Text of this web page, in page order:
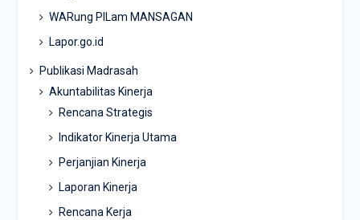
WARung PILam MANSAGAN
Lapor.go.id
Publikasi Madrasah
Akuntabilitas Kinerja
Rencana Strategis
Indikator Kinerja Utama
Perjanjian Kinerja
Laporan Kinerja
Rencana Kerja